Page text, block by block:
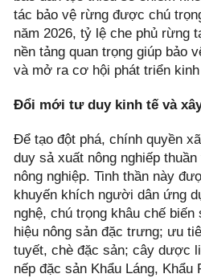
tác bảo vệ rừng được chú
năm 2026, tỷ lệ che phủ rừng
nền tảng quan trọng giúp bảo
và mở ra cơ hội phát triển
Đổi mới tư duy kinh tế và
Để tạo đột phá, chính quyền
duy sả xuất nông nghiếp
nông nghiệp. Tinh thần này
khuyến khích người dân ứng
nghệ, chú trọng khâu chế
hiệu nông sản đặc trưng; ưu
tuyết, chè đặc sản; cây dược
nếp đặc sản Khẩu Láng, Khẩu